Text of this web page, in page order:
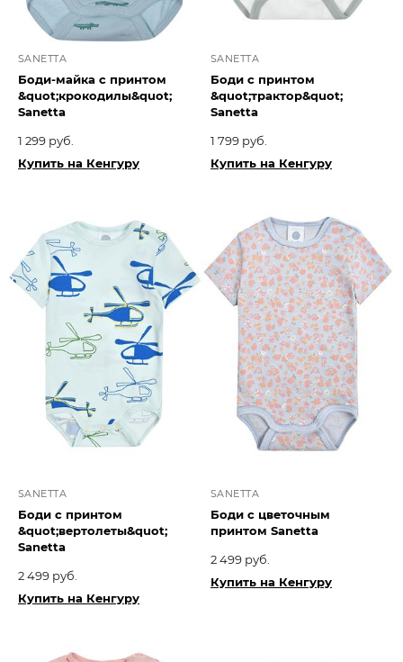
SANETTA
Боди-майка с принтом
&quot;крокодилы&quot;
Sanetta
1 299 руб.
Купить на Кенгуру
SANETTA
Боди с принтом
&quot;трактор&quot;
Sanetta
1 799 руб.
Купить на Кенгуру
SANETTA
Боди с принтом
&quot;вертолеты&quot;
Sanetta
2 499 руб.
Купить на Кенгуру
SANETTA
Боди с цветочным
принтом Sanetta
2 499 руб.
Купить на Кенгуру